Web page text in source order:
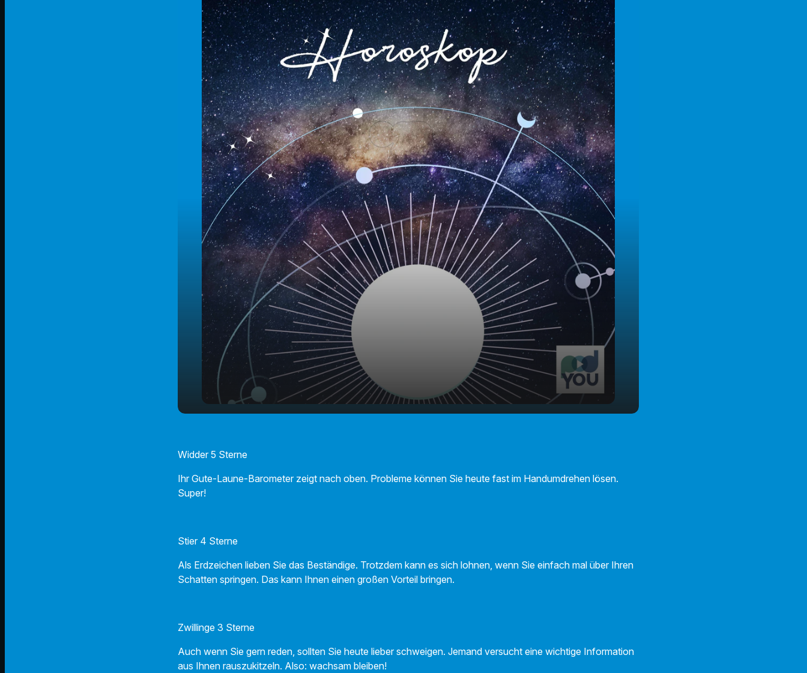
Widder 5 Sterne
Ihr Gute-Laune-Barometer zeigt nach oben. Probleme können Sie heute fast im Handumdrehen lösen.
Super!
Stier 4 Sterne
Als Erdzeichen lieben Sie das Beständige. Trotzdem kann es sich lohnen, wenn Sie einfach mal über Ihren
Schatten springen. Das kann Ihnen einen großen Vorteil bringen.
Zwillinge 3 Sterne
Auch wenn Sie gern reden, sollten Sie heute lieber schweigen. Jemand versucht eine wichtige Information
aus Ihnen rauszukitzeln. Also: wachsam bleiben!